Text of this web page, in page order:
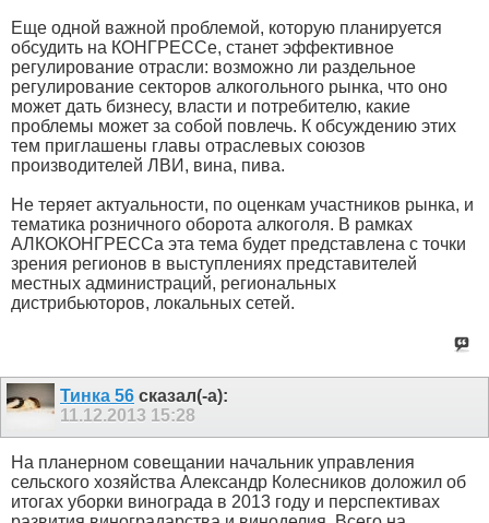
Еще одной важной проблемой, которую планируется
обсудить на КОНГРЕССе, станет эффективное
регулирование отрасли: возможно ли раздельное
регулирование секторов алкогольного рынка, что оно
может дать бизнесу, власти и потребителю, какие
проблемы может за собой повлечь. К обсуждению этих
тем приглашены главы отраслевых союзов
производителей ЛВИ, вина, пива.
Не теряет актуальности, по оценкам участников рынка, и
тематика розничного оборота алкоголя. В рамках
АЛКОКОНГРЕССа эта тема будет представлена с точки
зрения регионов в выступлениях представителей
местных администраций, региональных
дистрибьюторов, локальных сетей.
Тинка 56 сказал(-а):
11.12.2013 15:28
На планерном совещании начальник управления
сельского хозяйства Александр Колесников доложил об
итогах уборки винограда в 2013 году и перспективах